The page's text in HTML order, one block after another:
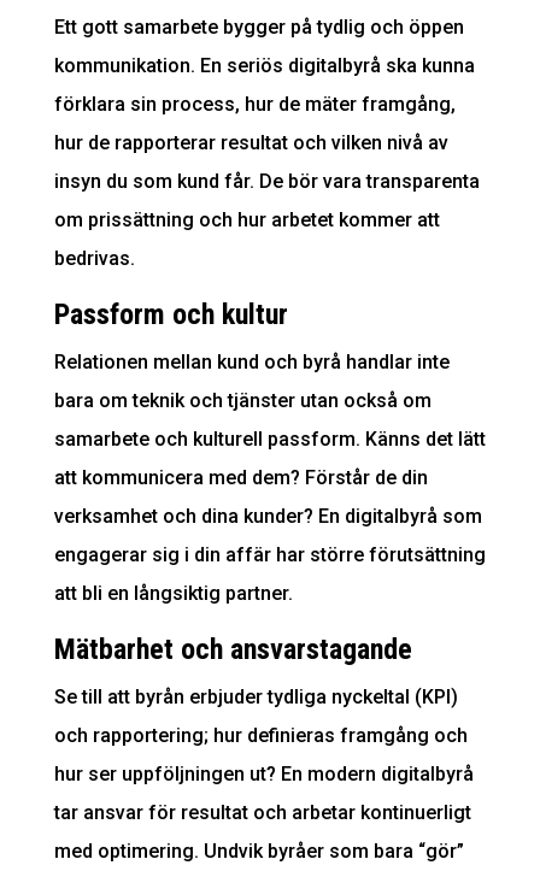
Ett gott samarbete bygger på tydlig och öppen
kommunikation. En seriös digitalbyrå ska kunna
förklara sin process, hur de mäter framgång,
hur de rapporterar resultat och vilken nivå av
insyn du som kund får. De bör vara transparenta
om prissättning och hur arbetet kommer att
bedrivas.
Passform och kultur
Relationen mellan kund och byrå handlar inte
bara om teknik och tjänster utan också om
samarbete och kulturell passform. Känns det lätt
att kommunicera med dem? Förstår de din
verksamhet och dina kunder? En digitalbyrå som
engagerar sig i din affär har större förutsättning
att bli en långsiktig partner.
Mätbarhet och ansvarstagande
Se till att byrån erbjuder tydliga nyckeltal (KPI)
och rapportering; hur definieras framgång och
hur ser uppföljningen ut? En modern digitalbyrå
tar ansvar för resultat och arbetar kontinuerligt
med optimering. Undvik byråer som bara “gör”